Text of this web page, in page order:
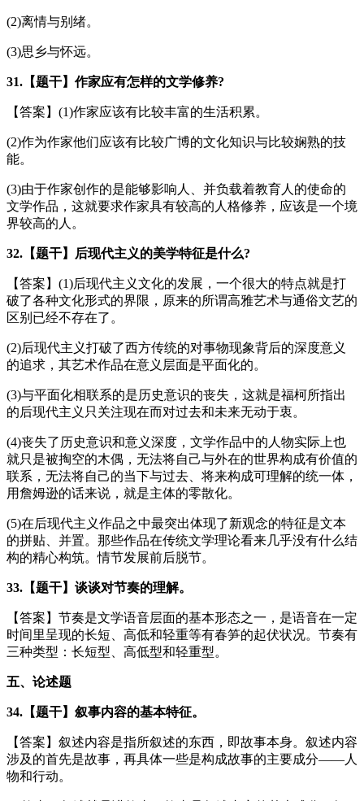
(2)离情与别绪。
(3)思乡与怀远。
31.【题干】作家应有怎样的文学修养?
【答案】(1)作家应该有比较丰富的生活积累。
(2)作为作家他们应该有比较广博的文化知识与比较娴熟的技
能。
(3)由于作家创作的是能够影响人、并负载着教育人的使命的
文学作品，这就要求作家具有较高的人格修养，应该是一个境
界较高的人。
32.【题干】后现代主义的美学特征是什么?
【答案】(1)后现代主义文化的发展，一个很大的特点就是打
破了各种文化形式的界限，原来的所谓高雅艺术与通俗文艺的
区别已经不存在了。
(2)后现代主义打破了西方传统的对事物现象背后的深度意义
的追求，其艺术作品在意义层面是平面化的。
(3)与平面化相联系的是历史意识的丧失，这就是福柯所指出
的后现代主义只关注现在而对过去和未来无动于衷。
(4)丧失了历史意识和意义深度，文学作品中的人物实际上也
就只是被掏空的木偶，无法将自己与外在的世界构成有价值的
联系，无法将自己的当下与过去、将来构成可理解的统一体，
用詹姆逊的话来说，就是主体的零散化。
(5)在后现代主义作品之中最突出体现了新观念的特征是文本
的拼贴、并置。那些作品在传统文学理论看来几乎没有什么结
构的精心构筑。情节发展前后脱节。
33.【题干】谈谈对节奏的理解。
【答案】节奏是文学语音层面的基本形态之一，是语音在一定
时间里呈现的长短、高低和轻重等有春笋的起伏状况。节奏有
三种类型：长短型、高低型和轻重型。
五、论述题
34.【题干】叙事内容的基本特征。
【答案】叙述内容是指所叙述的东西，即故事本身。叙述内容
涉及的首先是故事，再具体一些是构成故事的主要成分——人
物和行动。